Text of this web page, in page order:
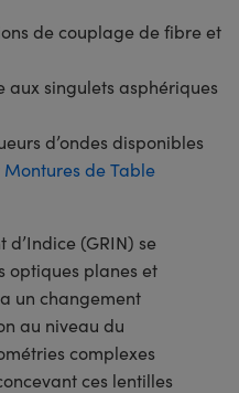
de couplage de fibre et
singulets asphériques
d’ondes disponibles
Montures de Table
d’Indice (GRIN) se
optiques planes et
un changement
au niveau du
complexes
ces lentilles